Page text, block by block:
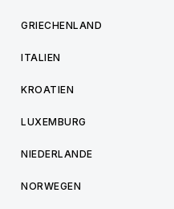
GRIECHENLAND
ITALIEN
KROATIEN
LUXEMBURG
NIEDERLANDE
NORWEGEN